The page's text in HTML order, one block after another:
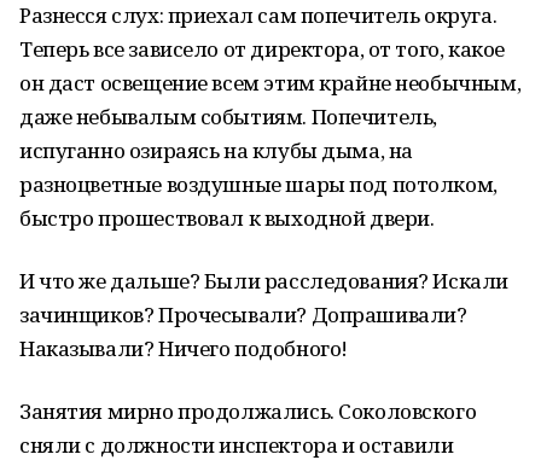
Разнесся слух: приехал сам попечитель округа.
Теперь все зависело от директора, от того, какое
он даст освещение всем этим крайне необычным,
даже небывалым событиям. Попечитель,
испуганно озираясь на клубы дыма, на
разноцветные воздушные шары под потолком,
быстро прошествовал к выходной двери.
И что же дальше? Были расследования? Искали
зачинщиков? Прочесывали? Допрашивали?
Наказывали? Ничего подобного!
Занятия мирно продолжались. Соколовского
сняли с должности инспектора и оставили